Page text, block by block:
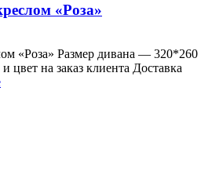
«Роза»
«Роза» Размер дивана — 320*260
цвет на заказ клиента Доставка